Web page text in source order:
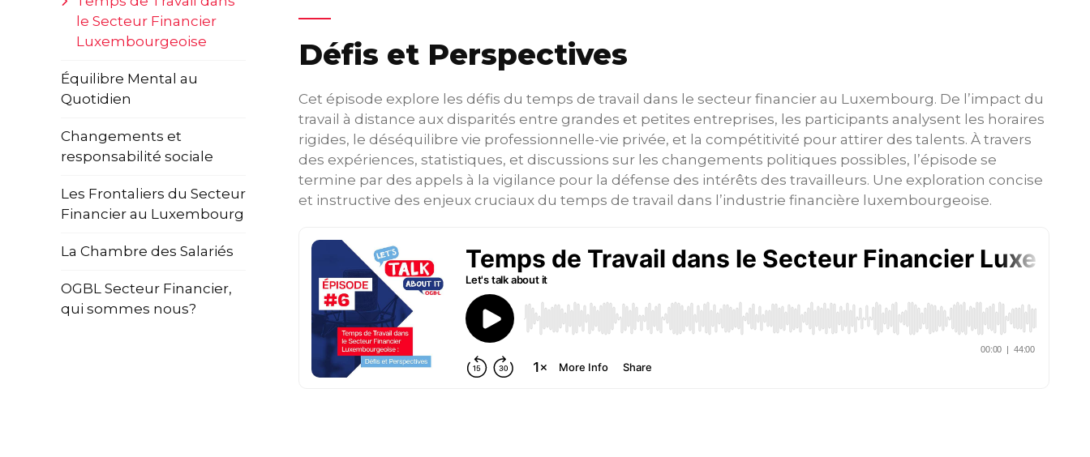
le Secteur Financier
Luxembourgeoise
Équilibre Mental au
Quotidien
Changements et
responsabilité sociale
Les Frontaliers du Secteur
Financier au Luxembourg
La Chambre des Salariés
OGBL Secteur Financier,
qui sommes nous?
Défis et Perspectives
Cet épisode explore les défis du temps de travail dans le secteur financier au Luxembourg. De l’impact du
travail à distance aux disparités entre grandes et petites entreprises, les participants analysent les horaires
rigides, le déséquilibre vie professionnelle-vie privée, et la compétitivité pour attirer des talents. À travers
des expériences, statistiques, et discussions sur les changements politiques possibles, l’épisode se
termine par des appels à la vigilance pour la défense des intérêts des travailleurs. Une exploration concise
et instructive des enjeux cruciaux du temps de travail dans l’industrie financière luxembourgeoise.